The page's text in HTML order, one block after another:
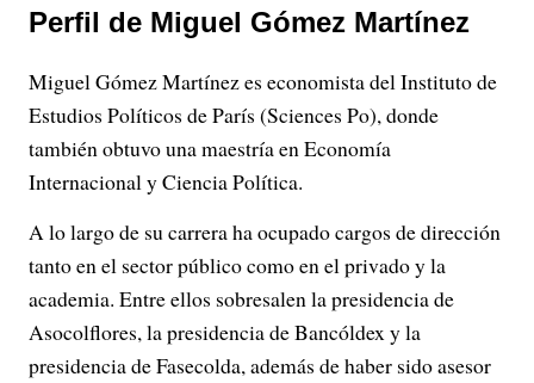
Perfil de Miguel Gómez Martínez
Miguel Gómez Martínez es economista del Instituto de
Estudios Políticos de París (Sciences Po), donde
también obtuvo una maestría en Economía
Internacional y Ciencia Política.
A lo largo de su carrera ha ocupado cargos de dirección
tanto en el sector público como en el privado y la
academia. Entre ellos sobresalen la presidencia de
Asocolflores, la presidencia de Bancóldex y la
presidencia de Fasecolda, además de haber sido asesor